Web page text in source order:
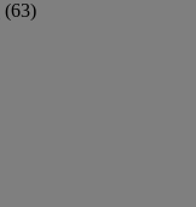
(63)